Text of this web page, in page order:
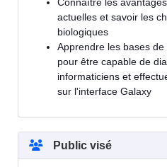
Connaître les
actuelles et savoir les
biologiques
Apprendre les bases
pour être capable de
informaticiens et
sur l'interface Galaxy
Public visé